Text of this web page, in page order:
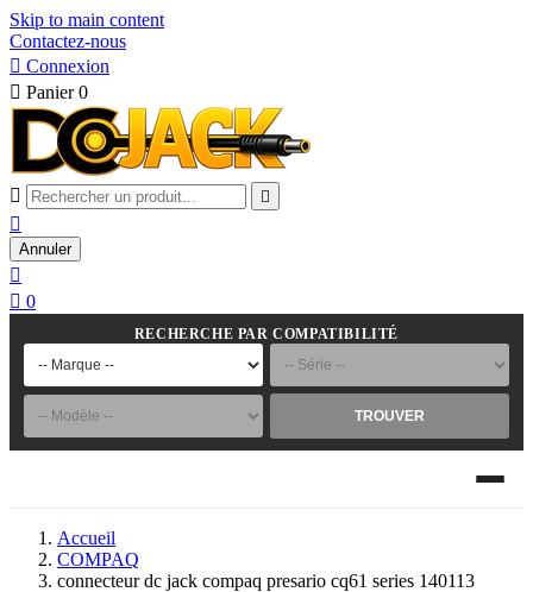
Skip to main content
Contactez-nous
 Connexion
 Panier 0
 

Annuler

 0
RECHERCHE PAR COMPATIBILITÉ
TROUVER
Accueil
COMPAQ
connecteur dc jack compaq presario cq61 series 140113